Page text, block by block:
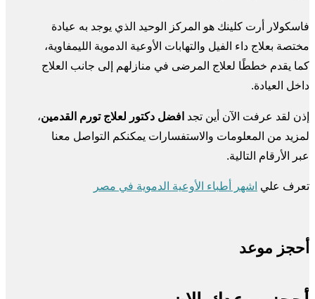
أحجز موعد
فاسكولار أرت كلينك هو المركز الوحيد الذي يوجد به عيادة
مختصة بعلاج داء الفيل والتهابات الأوعية الدموية الليمفاوية،
كما يقدم خططًا لعلاج المرضى في منازلهم إلى جانب العلاج
داخل العيادة.
إذن لقد عرفت الآن أين تجد افضل دكتور لعلاج تورم القدمين،
لمزيد من المعلومات والاستفسارات يمكنكم التواصل معنا
عبر الأرقام التالية.
تعرف علي اشهر أطباء الأوعية الدموية في مصر